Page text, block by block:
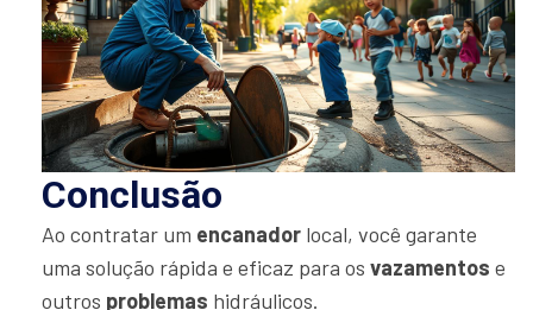
Conclusão
Ao contratar um encanador local, você garante
uma solução rápida e eficaz para os vazamentos e
outros problemas hidráulicos.